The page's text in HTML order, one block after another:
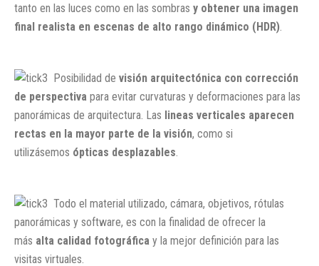
tanto en las luces como en las sombras y obtener una imagen
final realista en escenas de alto rango dinámico (HDR)
Posibilidad de visión arquitectónica con corrección
de perspectiva para evitar curvaturas y deformaciones para las
panorámicas de arquitectura. Las lineas verticales aparecen
rectas en la mayor parte de la visión, como si
utilizásemos ópticas desplazables
Todo el material utilizado, cámara, objetivos, rótulas
panorámicas y software, es con la finalidad de ofrecer la
más alta calidad fotográfica y la mejor definición para las
visitas virtuales.